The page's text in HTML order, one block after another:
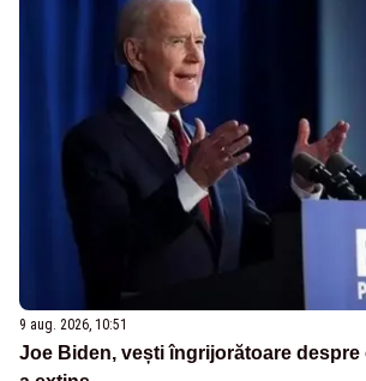
9 aug. 2026, 10:51
Joe Biden, vești îngrijorătoare despre